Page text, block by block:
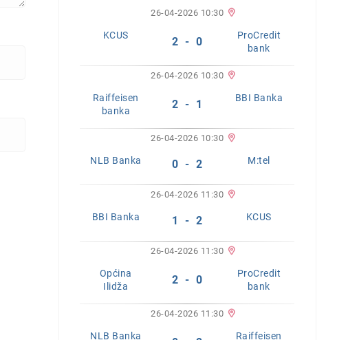
26-04-2026 10:30
KCUS 2 - 0
ProCredit
bank
26-04-2026 10:30
Raiffeisen
banka
2 - 1 BBI Banka
26-04-2026 10:30
NLB Banka 0 - 2 M:tel
26-04-2026 11:30
BBI Banka 1 - 2 KCUS
26-04-2026 11:30
Općina
Ilidža
2 - 0
ProCredit
bank
26-04-2026 11:30
NLB Banka
Raiffeisen